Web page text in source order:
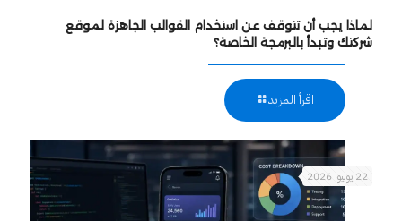
لماذا يجب أن تتوقف عن استخدام القوالب الجاهزة لموقع
شركتك وتبدأ بالبرمجة الخاصة؟
اقرأ المزيد
22 يوليو، 2026